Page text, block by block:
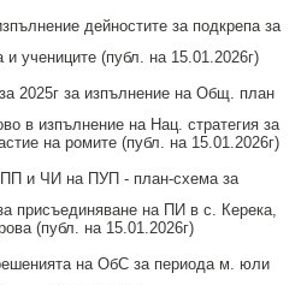
дейностите за подкрепа за
и учениците (публ. на 15.01.2026г)
2025г за изпълнение на Общ. план
в изпълнение на Нац. стратегия за
на ромите (публ. на 15.01.2026г)
и ЧИ на ПУП - план-схема за
присъединяване на ПИ в с. Керека,
(публ. на 15.01.2026г)
на ОбС за периода м. юли